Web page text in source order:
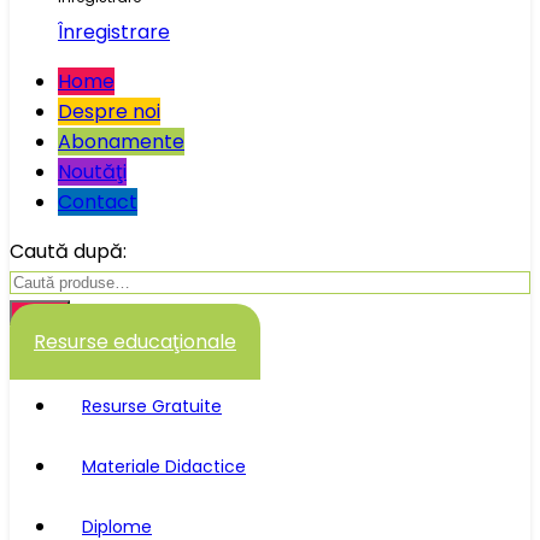
Înregistrare
Home
Despre noi
Abonamente
Noutăţi
Contact
Caută după:
Caută
Resurse educaţionale
Resurse Gratuite
Materiale Didactice
Diplome